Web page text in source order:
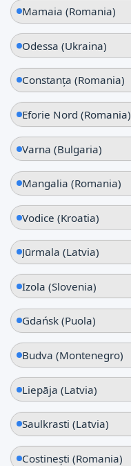
Mamaia (Romania)
Odessa (Ukraina)
Constanța (Romania)
Eforie Nord (Romania)
Varna (Bulgaria)
Mangalia (Romania)
Vodice (Kroatia)
Jūrmala (Latvia)
Izola (Slovenia)
Gdańsk (Puola)
Budva (Montenegro)
Liepāja (Latvia)
Saulkrasti (Latvia)
Costinești (Romania)